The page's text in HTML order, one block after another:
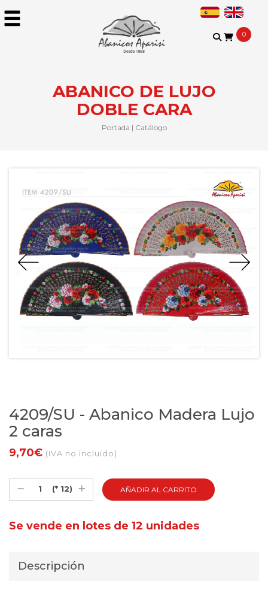
0
ABANICO DE LUJO
DOBLE CARA
Portada | Catálogo
4209/SU - Abanico Madera Lujo
2 caras
9,70€ (IVA no incluido)
(* 12)
Se vende en lotes de 12 unidades
Descripción